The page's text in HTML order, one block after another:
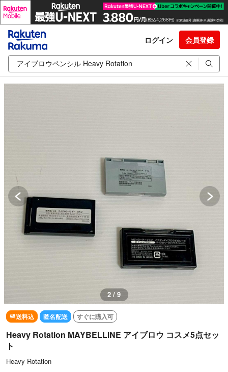
ログイン 会員登録
3 / 9
送料込 匿名配送 すぐに購入可
Heavy Rotation MAYBELLINE アイブロウ コスメ5点セッ
ト
Heavy Rotation